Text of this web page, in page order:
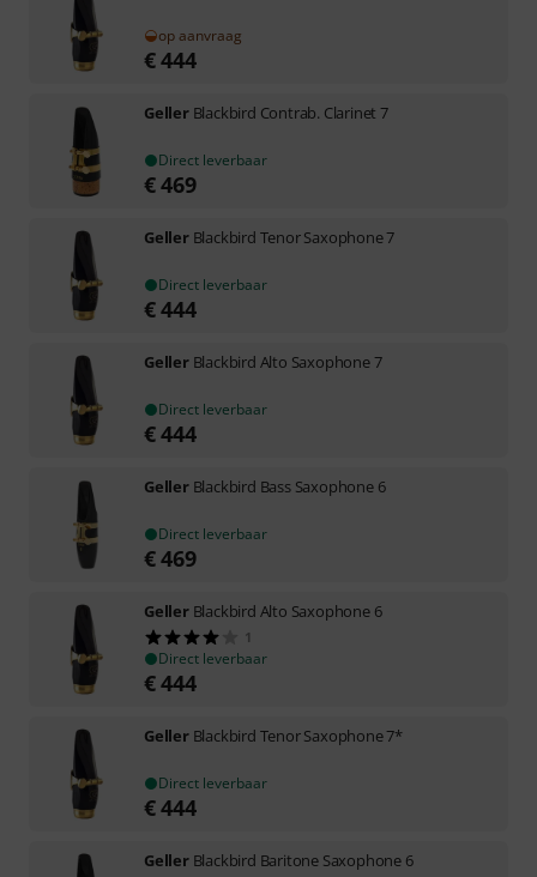
op aanvraag
€444
Geller Blackbird Contrab. Clarinet 7
Direct leverbaar
€469
Geller Blackbird Tenor Saxophone 7
Direct leverbaar
€444
Geller Blackbird Alto Saxophone 7
Direct leverbaar
€444
Geller Blackbird Bass Saxophone 6
Direct leverbaar
€469
Geller Blackbird Alto Saxophone 6
1
Direct leverbaar
€444
Geller Blackbird Tenor Saxophone 7*
Direct leverbaar
€444
Geller Blackbird Baritone Saxophone 6